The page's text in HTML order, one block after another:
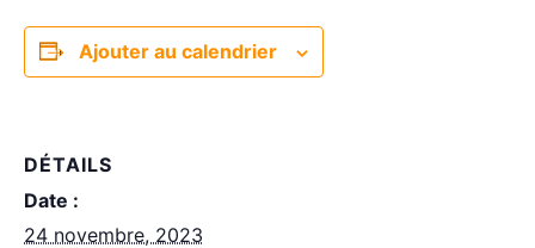
Ajouter au calendrier
DÉTAILS
Date :
24 novembre, 2023